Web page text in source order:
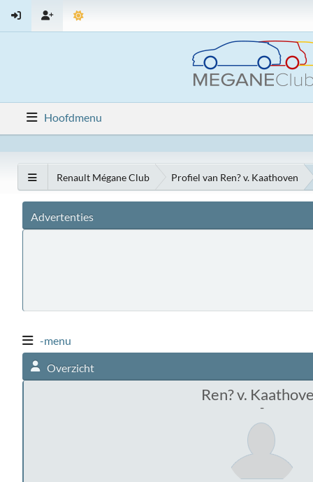
Hoofdmenu
Renault Mégane Club Profiel van Ren? v. Kaathoven
Advertenties
-menu
Overzicht
Ren? v.
-